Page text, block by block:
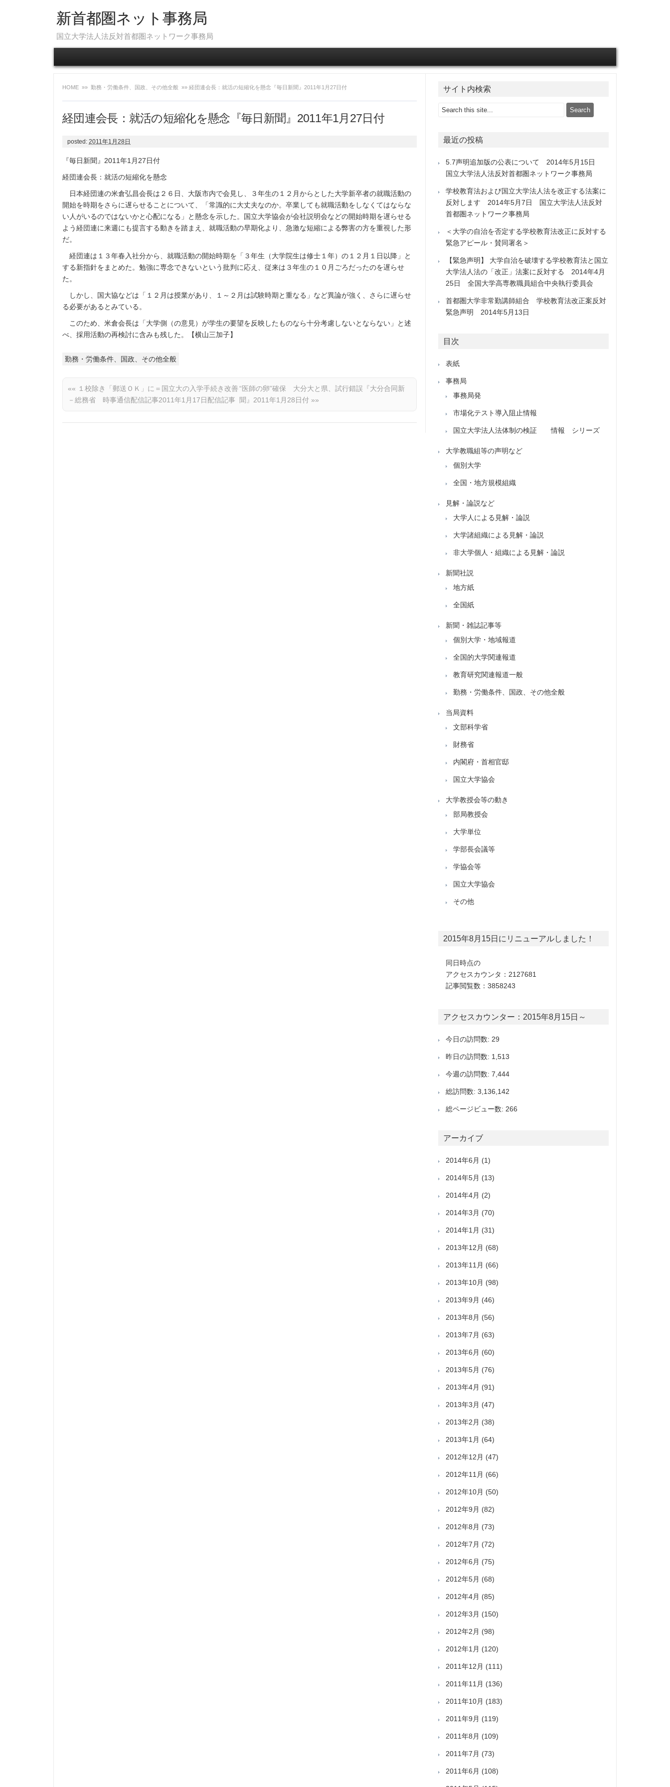
新首都圏ネット事務局
国立大学法人法反対首都圏ネットワーク事務局
HOME »» 勤務・労働条件、国政、その他全般 »» 経団連会長：就活の短縮化を懸念『毎日新聞』2011年1月27日付
経団連会長：就活の短縮化を懸念『毎日新聞』2011年1月27日付
posted: 2011年1月28日
『毎日新聞』2011年1月27日付
経団連会長：就活の短縮化を懸念
日本経団連の米倉弘昌会長は２６日、大阪市内で会見し、３年生の１２月からとした大学新卒者の就職活動の
開始を時期をさらに遅らせることについて、「常識的に大丈夫なのか。卒業しても就職活動をしなくてはならな
い人がいるのではないかと心配になる」と懸念を示した。国立大学協会が会社説明会などの開始時期を遅らせる
よう経団連に来週にも提言する動きを踏まえ、就職活動の早期化より、急激な短縮による弊害の方を重視した形
だ。
経団連は１３年春入社分から、就職活動の開始時期を「３年生（大学院生は修士１年）の１２月１日以降」と
する新指針をまとめた。勉強に専念できないという批判に応え、従来は３年生の１０月ごろだったのを遅らせ
た。
しかし、国大協などは「１２月は授業があり、１～２月は試験時期と重なる」など異論が強く、さらに遅らせ
る必要があるとみている。
このため、米倉会長は「大学側（の意見）が学生の要望を反映したものなら十分考慮しないとならない」と述
べ、採用活動の再検討に含みも残した。【横山三加子】
勤務・労働条件、国政、その他全般
«« １校除き「郵送ＯＫ」に＝国立大の入学手続き改善
－総務省 時事通信配信記事2011年1月17日配信記事
“医師の卵”確保 大分大と県、試行錯誤『大分合同新
聞』2011年1月28日付 »»
サイト内検索
最近の投稿
5.7声明追加版の公表について 2014年5月15日
国立大学法人法反対首都圏ネットワーク事務局
学校教育法および国立大学法人法を改正する法案に
反対します 2014年5月7日 国立大学法人法反対
首都圏ネットワーク事務局
＜大学の自治を否定する学校教育法改正に反対する
緊急アピール・賛同署名＞
【緊急声明】 大学自治を破壊する学校教育法と国立
大学法人法の「改正」法案に反対する 2014年4月
25日 全国大学高専教職員組合中央執行委員会
首都圏大学非常勤講師組合 学校教育法改正案反対
緊急声明 2014年5月13日
目次
表紙
事務局
事務局発
市場化テスト導入阻止情報
国立大学法人法体制の検証 情報 シリーズ
大学教職組等の声明など
個別大学
全国・地方規模組織
見解・論説など
大学人による見解・論説
大学諸組織による見解・論説
非大学個人・組織による見解・論説
新聞社説
地方紙
全国紙
新聞・雑誌記事等
個別大学・地域報道
全国的大学関連報道
教育研究関連報道一般
勤務・労働条件、国政、その他全般
当局資料
文部科学省
財務省
内閣府・首相官邸
国立大学協会
大学教授会等の動き
部局教授会
大学単位
学部長会議等
学協会等
国立大学協会
その他
2015年8月15日にリニューアルしました！
同日時点の
アクセスカウンタ：2127681
記事閲覧数：3858243
アクセスカウンター：2015年8月15日～
今日の訪問数: 29
昨日の訪問数: 1,513
今週の訪問数: 7,444
総訪問数: 3,136,142
総ページビュー数: 266
アーカイブ
2014年6月 (1)
2014年5月 (13)
2014年4月 (2)
2014年3月 (70)
2014年1月 (31)
2013年12月 (68)
2013年11月 (66)
2013年10月 (98)
2013年9月 (46)
2013年8月 (56)
2013年7月 (63)
2013年6月 (60)
2013年5月 (76)
2013年4月 (91)
2013年3月 (47)
2013年2月 (38)
2013年1月 (64)
2012年12月 (47)
2012年11月 (66)
2012年10月 (50)
2012年9月 (82)
2012年8月 (73)
2012年7月 (72)
2012年6月 (75)
2012年5月 (68)
2012年4月 (85)
2012年3月 (150)
2012年2月 (98)
2012年1月 (120)
2011年12月 (111)
2011年11月 (136)
2011年10月 (183)
2011年9月 (119)
2011年8月 (109)
2011年7月 (73)
2011年6月 (108)